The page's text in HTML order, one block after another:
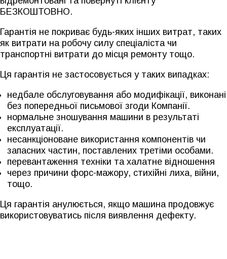
БЕЗКОШТОВНО.
Гарантія не покриває будь-яких інших витрат, таких
як витрати на робочу силу спеціаліста чи
транспортні витрати до місця ремонту тощо.
Ця гарантія не застосовується у таких випадках:
недбале обслуговування або модифікації, виконані
без попередньої письмової згоди Компанії.
нормальне зношування машини в результаті
експлуатації.
несанкціоноване використання компонентів чи
запасних частин, поставлених третіми особами.
перевантаження техніки та халатне відношення
через причини форс-мажору, стихійні лиха, війни,
тощо.
Ця гарантія анулюється, якщо машина продовжує
використовуватись після виявлення дефекту.